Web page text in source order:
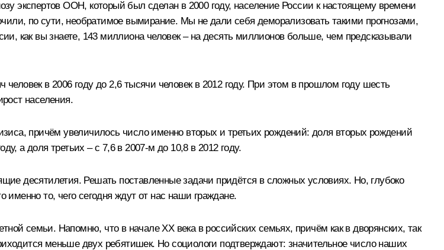
экспертов ООН, который был сделан в 2000 году, население России к настоящему времени
по сути, необратимое вымирание. Мы не дали себя деморализовать такими прогнозами,
как вы знаете, 143 миллиона человек – на десять миллионов больше, чем предсказывали
человек в 2006 году до 2,6 тысячи человек в 2012 году. При этом в прошлом году шесть
населения.
причём увеличилось число именно вторых и третьих рождений: доля вторых рождений
а доля третьих – с 7,6 в 2007-м до 10,8 в 2012 году.
десятилетия. Решать поставленные задачи придётся в сложных условиях. Но, глубоко
то, чего сегодня ждут от нас наши граждане.
семьи. Напомню, что в начале XX века в российских семьях, причём как в дворянских, так
меньше двух ребятишек. Но социологи подтверждают: значительное число наших